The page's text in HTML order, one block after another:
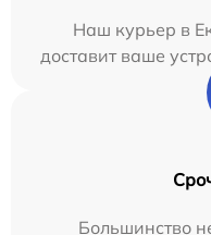
Наш курьер в
доставит ваше
Большинство